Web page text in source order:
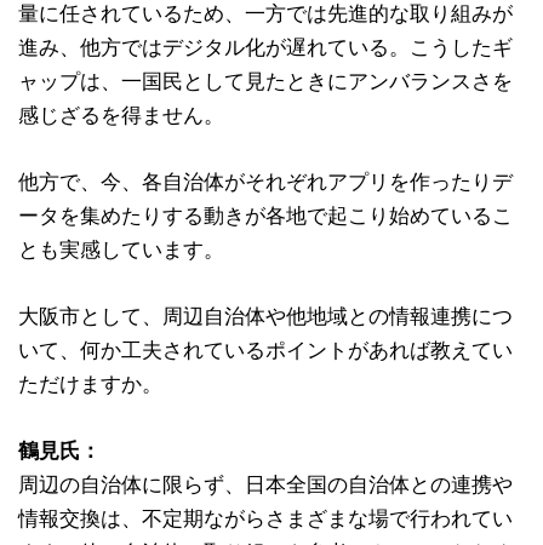
量に任されているため、一方では先進的な取り組みが
進み、他方ではデジタル化が遅れている。こうしたギ
ャップは、一国民として見たときにアンバランスさを
感じざるを得ません。
他方で、今、各自治体がそれぞれアプリを作ったりデ
ータを集めたりする動きが各地で起こり始めているこ
とも実感しています。
大阪市として、周辺自治体や他地域との情報連携につ
いて、何か工夫されているポイントがあれば教えてい
ただけますか。
鶴見氏：
周辺の自治体に限らず、日本全国の自治体との連携や
情報交換は、不定期ながらさまざまな場で行われてい